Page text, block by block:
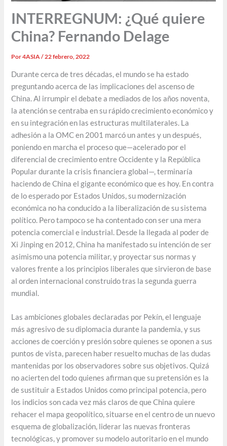
INTERREGNUM: ¿Qué quiere
China? Fernando Delage
Por4ASIA/22 febrero, 2022
Durante cerca de tres décadas, el mundo se ha estado
preguntando acerca de las implicaciones del ascenso de
China. Al irrumpir el debate a mediados de los años noventa,
la atención se centraba en su rápido crecimiento económico y
en su integración en las estructuras multilaterales. La
adhesión a la OMC en 2001 marcó un antes y un después,
poniendo en marcha el proceso que—acelerado por el
diferencial de crecimiento entre Occidente y la República
Popular durante la crisis financiera global—, terminaría
haciendo de China el gigante económico que es hoy. En contra
de lo esperado por Estados Unidos, su modernización
económica no ha conducido a la liberalización de su sistema
político. Pero tampoco se ha contentado con ser una mera
potencia comercial e industrial. Desde la llegada al poder de
Xi Jinping en 2012, China ha manifestado su intención de ser
asimismo una potencia militar, y proyectar sus normas y
valores frente a los principios liberales que sirvieron de base
al orden internacional construido tras la segunda guerra
mundial.
Las ambiciones globales declaradas por Pekín, el lenguaje
más agresivo de su diplomacia durante la pandemia, y sus
acciones de coerción y presión sobre quienes se oponen a sus
puntos de vista, parecen haber resuelto muchas de las dudas
mantenidas por los observadores sobre sus objetivos. Quizá
no acierten del todo quienes afirman que su pretensión es la
de sustituir a Estados Unidos como principal potencia, pero
los indicios son cada vez más claros de que China quiere
rehacer el mapa geopolítico, situarse en el centro de un nuevo
esquema de globalización, liderar las nuevas fronteras
tecnológicas, y promover su modelo autoritario en el mundo